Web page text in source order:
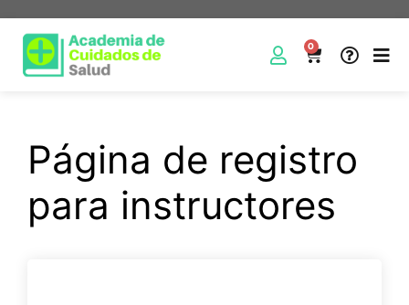
0
Página de registro
para instructores